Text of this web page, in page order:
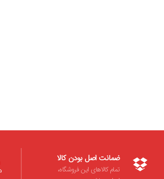
ضمانت اصل بودن کالا
تمام کالاهای این فروشگاه،